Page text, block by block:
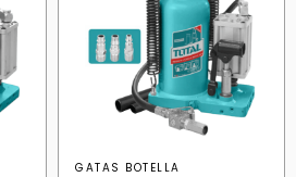
GATAS BOTELLA